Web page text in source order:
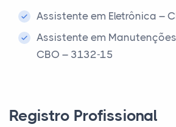
Assistente em Eletrônica –
Assistente em
CBO – 3132-15
Registro Profissional